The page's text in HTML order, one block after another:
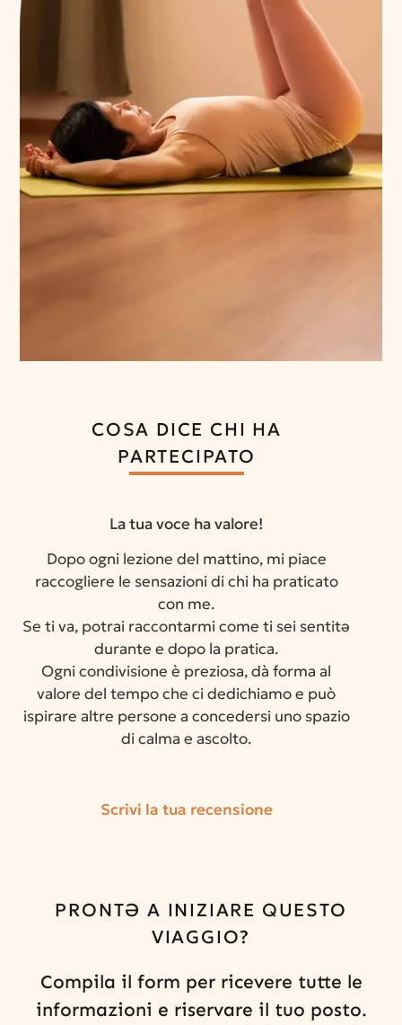
COSA DICE CHI HA
PARTECIPATO
La tua voce ha valore!
Dopo ogni lezione del mattino, mi piace
raccogliere le sensazioni di chi ha praticato
con me.
Se ti va, potrai raccontarmi come ti sei sentitə
durante e dopo la pratica.
Ogni condivisione è preziosa, dà forma al
valore del tempo che ci dedichiamo e può
ispirare altre persone a concedersi uno spazio
di calma e ascolto.
Scrivi la tua recensione
PRONTƏ A INIZIARE QUESTO
VIAGGIO?
Compila il form per ricevere tutte le
informazioni e riservare il tuo posto.